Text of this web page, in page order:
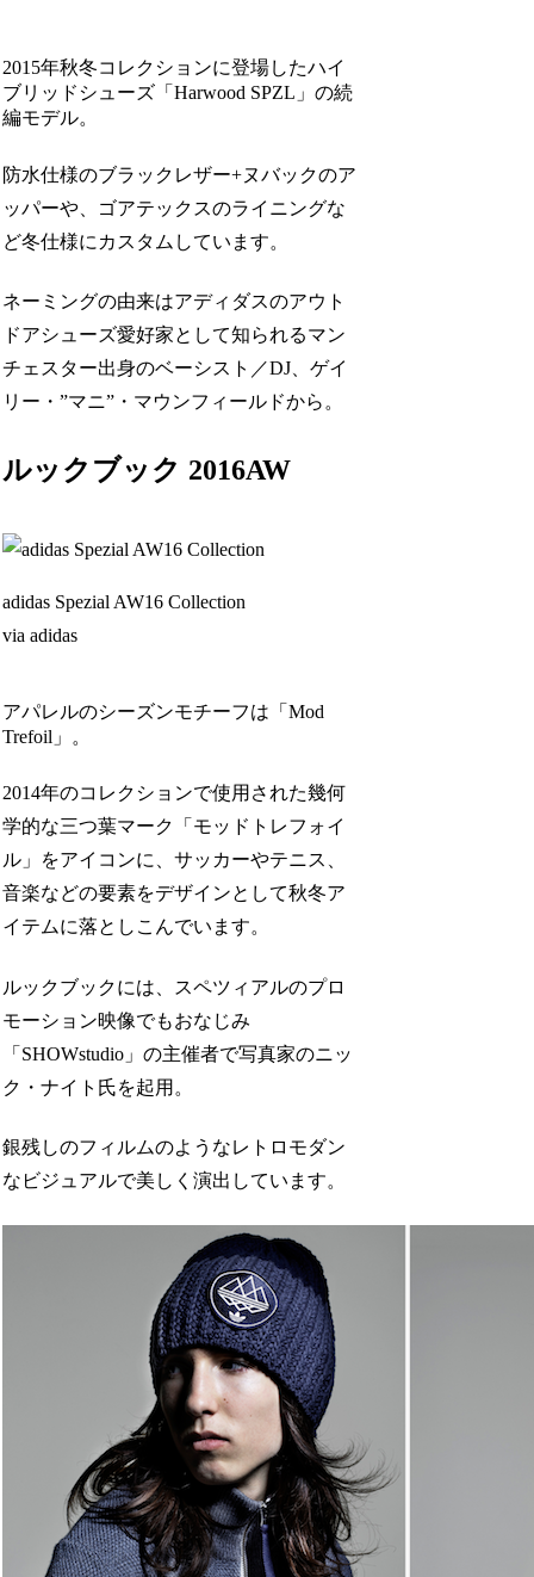
2015年秋冬コレクションに登場したハイ
ブリッドシューズ「Harwood SPZL」の続
編モデル。
防水仕様のブラックレザー+ヌバックのア
ッパーや、ゴアテックスのライニングな
ど冬仕様にカスタムしています。
ネーミングの由来はアディダスのアウト
ドアシューズ愛好家として知られるマン
チェスター出身のベーシスト／DJ、ゲイ
リー・”マニ”・マウンフィールドから。
ルックブック 2016AW
adidas Spezial AW16 Collection
via adidas
アパレルのシーズンモチーフは「Mod
Trefoil」。
2014年のコレクションで使用された幾何
学的な三つ葉マーク「モッドトレフォイ
ル」をアイコンに、サッカーやテニス、
音楽などの要素をデザインとして秋冬ア
イテムに落としこんでいます。
ルックブックには、スペツィアルのプロ
モーション映像でもおなじみ
「SHOWstudio」の主催者で写真家のニッ
ク・ナイト氏を起用。
銀残しのフィルムのようなレトロモダン
なビジュアルで美しく演出しています。